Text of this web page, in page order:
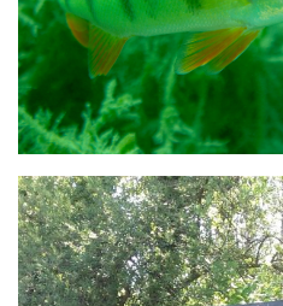
Sorties 2021
Sorties 2020
Sorties 2019
Sorties 2018
Sorties 2016
Sorties 2015
Sorties 2014